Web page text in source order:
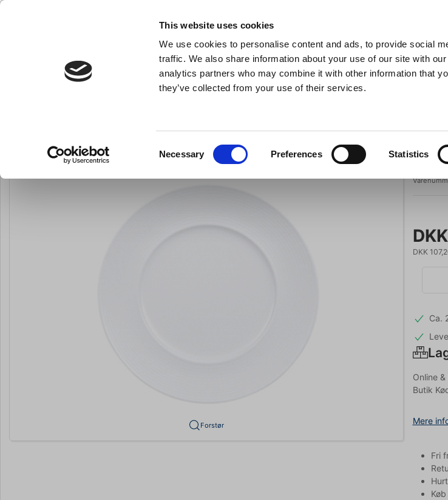
This website uses cookies
We use cookies to personalise content and ads, to provide social
traffic. We also share information about your use of our site with
analytics partners who may combine it with other information that
they’ve collected from your use of their services.
Necessary Preferences Statistics
- Køkkenudstyr til professionelle og entusiaster
Køkkenredskaber Gryder & Pander Grill
LARSEN PRIS
Forstør
Villeroy
DKK
Ca.
Online
Butik
Mere
Fri